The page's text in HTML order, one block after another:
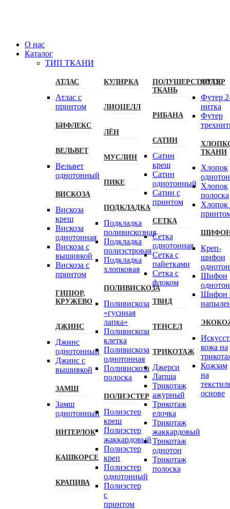
О нас
Каталог
ТИП ТКАНИ
АТЛАС
Атлас с
принтом
БИФЛЕКС
ВЕЛЬВЕТ
Вельвет
однотонный
ВИСКОЗА
Вискоза
креш
Вискоза
однотонная
Вискоза с
вышивкой
Вискоза с
принтом
ГИПЮР,
КРУЖЕВО
ДЖИНС
Джинс
однотонный
Джинс с
вышивкой
ЗАМШ
Замш
однотонный
ИНТЕРЛОК
КАШКОРСЕ
КРАПИВА
КУЛИРКА
ЛИОЦЕЛЛ
ЛЁН
МУСЛИН
ПИКЕ
ПОДКЛАДКА
Подкладка
поливискозная
Подкладка
полиэстровая
Подкладка
хлопковая
ПОЛИВИСКОЗА
Поливискоза
«гусиная
лапка»
Поливискоза
клетка
Поливискоза
однотонная
Поливискоза
полоска
ПОЛИЭСТЕР
Полиэстeр
креш
Полиэстер
жаккардовый
Полиэстер
креп
Полиэстер
однотонный
Полиэстер
с
принтом
ПОЛУШЕРСТЯНАЯ
ТКАНЬ
РИБАНА
САТИН
Сатин
креш
Сатин
однотонный
Сатин с
принтом
СЕТКА
Сетка
однотонная
Сетка с
пайетками
Сетка с
флоком
ТВИД
ТЕНСЕЛ
ТРИКОТАЖ
Джерси
Лапша
Трикотаж
ажурный
Трикотаж
елочка
Трикотаж
жаккардовый
Трикотаж
однотон
Трикотаж
полоска
ФУТЕР
Футер
нитка
Футер
ТКАНИ
Хлопок
Хлопок
полоска
Хлопок
Креп-
шифон
Шифон
Шифон
кожа на
Кожзам
на
основе